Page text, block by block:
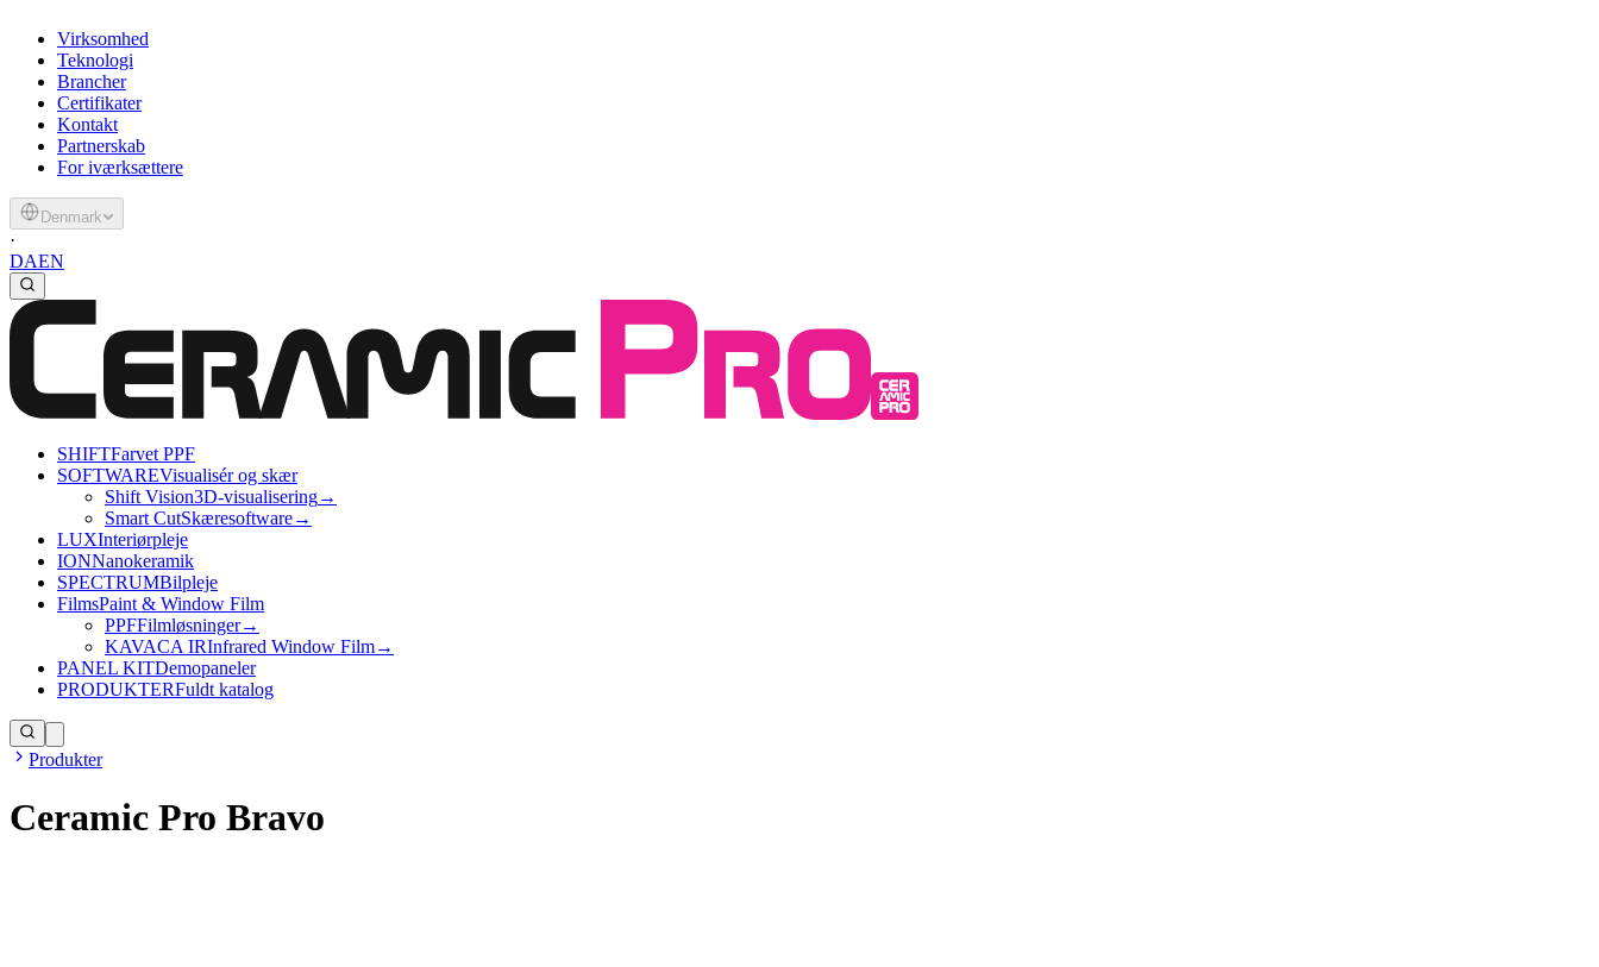
Virksomhed
Teknologi
Brancher
Certifikater
Kontakt
Partnerskab
For iværksættere
Denmark
·
DAEN
SHIFTFarvet PPF
SOFTWAREVisualisér og skær
Shift Vision3D-visualisering→
Smart CutSkæresoftware→
LUXInteriørpleje
IONNanokeramik
SPECTRUMBilpleje
FilmsPaint & Window Film
PPFFilmløsninger→
KAVACA IRInfrared Window Film→
PANEL KITDemopaneler
PRODUKTERFuldt katalog
Produkter
Ceramic Pro Bravo